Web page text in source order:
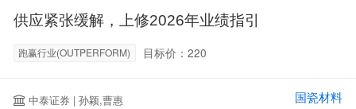
供应紧张缓解，上修2026年业绩指引
跑赢行业(OUTPERFORM) 目标价：220
中泰证券 | 孙颖,曹惠 国瓷材料